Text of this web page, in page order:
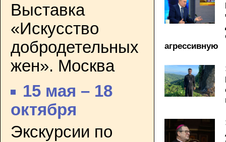
Выставка
«Искусство
добродетельных
жен». Москва
15 мая – 18
октября
Экскурсии по
агрессивную